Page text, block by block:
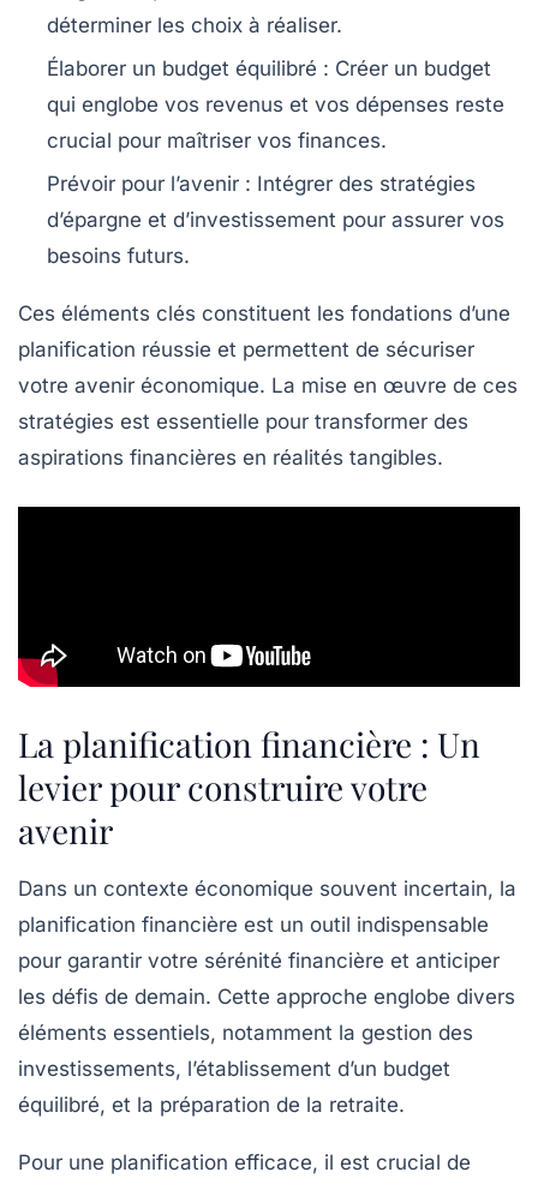
déterminer les choix à réaliser.
Élaborer un budget équilibré : Créer un budget
qui englobe vos revenus et vos dépenses reste
crucial pour maîtriser vos finances.
Prévoir pour l’avenir : Intégrer des stratégies
d’épargne et d’investissement pour assurer vos
besoins futurs.
Ces éléments clés constituent les fondations d’une
planification réussie et permettent de sécuriser
votre avenir économique. La mise en œuvre de ces
stratégies est essentielle pour transformer des
aspirations financières en réalités tangibles.
La planification financière : Un
levier pour construire votre
avenir
Dans un contexte économique souvent incertain, la
planification financière est un outil indispensable
pour garantir votre sérénité financière et anticiper
les défis de demain. Cette approche englobe divers
éléments essentiels, notamment la gestion des
investissements, l’établissement d’un budget
équilibré, et la préparation de la retraite.
Pour une planification efficace, il est crucial de